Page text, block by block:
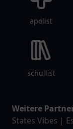
apolist
schullist
Weitere
States Vibes |